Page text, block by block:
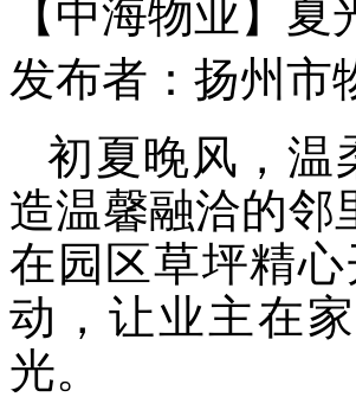
【中海物业】
发布者：扬州市
初夏晚风，温
造温馨融洽的邻
在园区草坪精
动，让业主在
光。